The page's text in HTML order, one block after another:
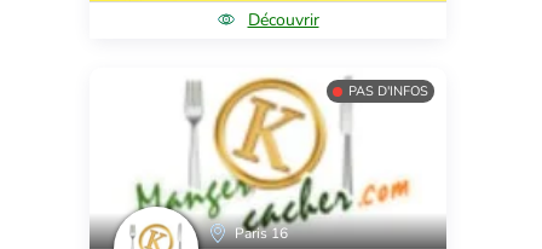
Découvrir
PAS D'INFOS
Paris 16